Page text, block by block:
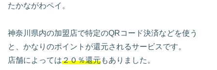
たかながわペイ。
神奈川県内の加盟店で特定のQRコード決済などを使う
と、かなりのポイントが還元されるサービスです。
店舗によっては２０％還元もありました。